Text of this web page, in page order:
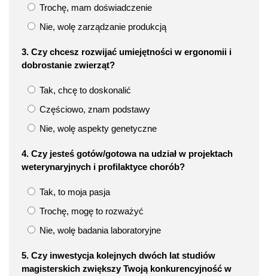
Trochę, mam doświadczenie
Nie, wolę zarządzanie produkcją
3. Czy chcesz rozwijać umiejętności w ergonomii i
dobrostanie zwierząt?
Tak, chcę to doskonalić
Częściowo, znam podstawy
Nie, wolę aspekty genetyczne
4. Czy jesteś gotów/gotowa na udział w projektach
weterynaryjnych i profilaktyce chorób?
Tak, to moja pasja
Trochę, mogę to rozważyć
Nie, wolę badania laboratoryjne
5. Czy inwestycja kolejnych dwóch lat studiów
magisterskich zwiększy Twoją konkurencyjność w